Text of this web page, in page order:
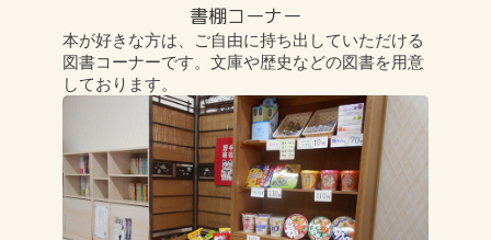
書棚コーナー
本が好きな方は、ご自由に持ち出していただける
図書コーナーです。文庫や歴史などの図書を用意
しております。